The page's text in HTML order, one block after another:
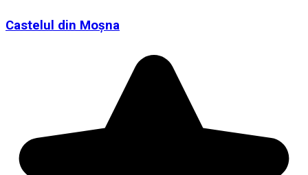
Castelul din Moșna